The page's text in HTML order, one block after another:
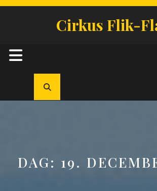
Skip
Cirkus Flik-
Open
Button
DAG: 19.